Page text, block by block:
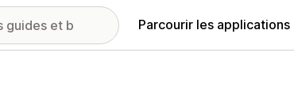
Parcourir les applications